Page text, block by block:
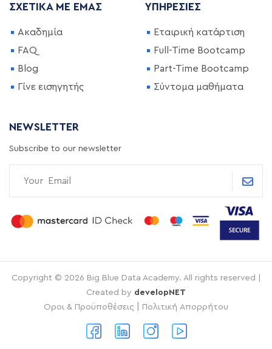
ΣΧΕΤΙΚΆ ΜΕ ΕΜΆΣ
Ακαδημία
FAQ
Blog
Γίνε εισηγητής
ΥΠΗΡΕΣΊΕΣ
Εταιρική κατάρτιση
Full-Time Bootcamp
Part-Time Bootcamp
Σύντομα μαθήματα
NEWSLETTER
Subscribe to our newsletter
Copyright © 2026 Big Blue Data Academy. All rights reserved |
Created by developNET
Οροι & Προϋποθέσεις
Πολιτική Απορρήτου